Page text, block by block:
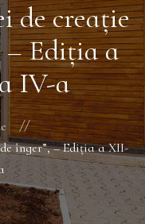
de creaţie
– Ediţia a
IV-a
înger”, – Ediţia a XII-